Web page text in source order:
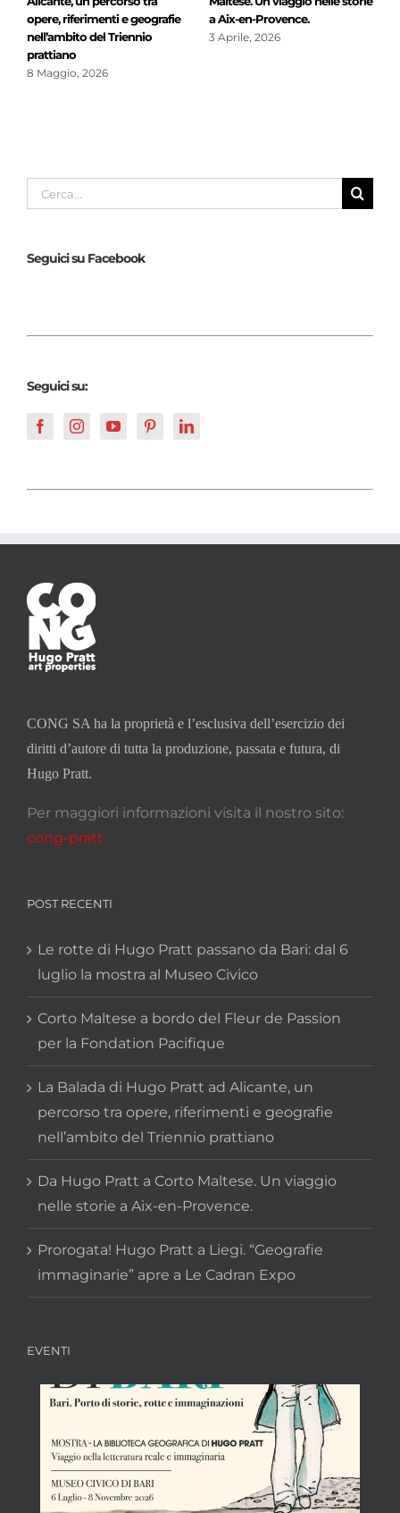
riferimenti e geografie
del Triennio
Maggio, 2026
a Aix-en-Provence.
3 Aprile, 2026
per:
Seguici su Facebook
Seguici su:
CONG SA ha la proprietà e l’esclusiva dell’esercizio dei
diritti d’autore di tutta la produzione, passata e futura, di
Hugo Pratt.
Per maggiori informazioni visita il nostro sito:
cong-pratt
POST RECENTI
Le rotte di Hugo Pratt passano da Bari: dal 6
luglio la mostra al Museo Civico
Corto Maltese a bordo del Fleur de Passion
per la Fondation Pacifique
La Balada di Hugo Pratt ad Alicante, un
percorso tra opere, riferimenti e geografie
nell’ambito del Triennio prattiano
Da Hugo Pratt a Corto Maltese. Un viaggio
nelle storie a Aix-en-Provence.
Prorogata! Hugo Pratt a Liegi. “Geografie
immaginarie” apre a Le Cadran Expo
EVENTI